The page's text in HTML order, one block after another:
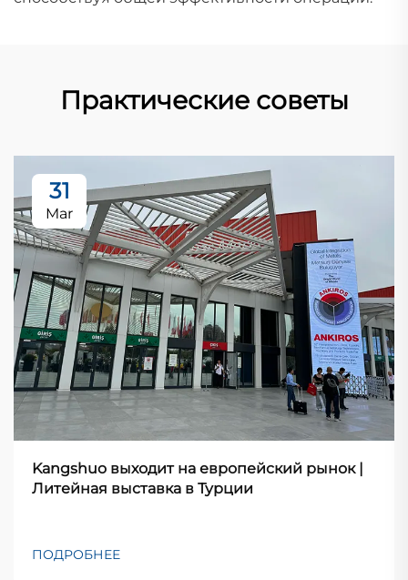
Практические советы
31
Mar
Kangshuo выходит на европейский рынок |
Литейная выставка в Турции
ПОДРОБНЕЕ